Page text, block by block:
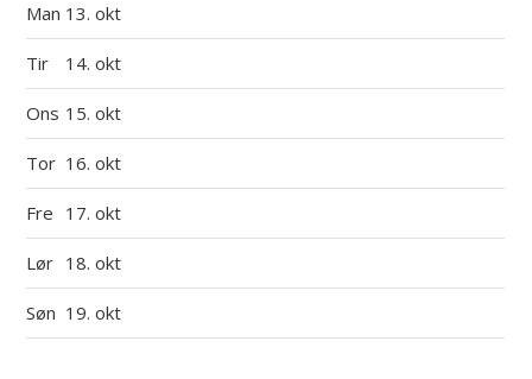
Man 13. okt
Tir 14. okt
Ons 15. okt
Tor 16. okt
Fre 17. okt
Lør 18. okt
Søn 19. okt